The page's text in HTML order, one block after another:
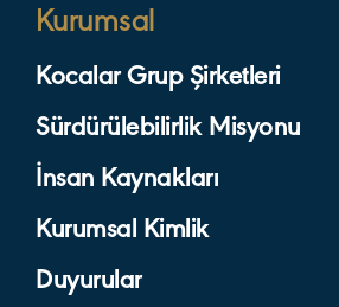
Kurumsal
Kocalar Grup Şirketleri
Sürdürülebilirlik Misyonu
İnsan Kaynakları
Kurumsal Kimlik
Duyurular